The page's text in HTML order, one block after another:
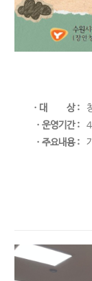
ㆍ대 상 :
ㆍ운영기간 :
ㆍ주요내용 :